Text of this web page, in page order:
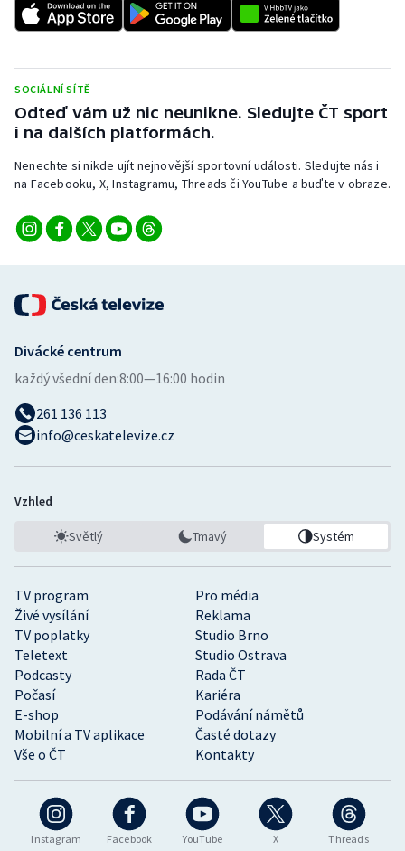
Sportovní střelba
Triatlon
Veslování
Vodní slalom
Volejbal
Ostatní
SOCIÁLNÍ SÍTĚ
Odteď vám už nic neunikne. Sledujte ČT sport
i na dalších platformách.
Nenechte si nikde ujít nejnovější sportovní události. Sledujte nás i
na Facebooku, X, Instagramu, Threads či YouTube a buďte v obraze.
Instagram Facebook YouTube X Threads
TV program
Pro média
Živé vysílání
Reklama
TV poplatky
Studio Brno
Teletext
Studio Ostrava
Podcasty
Rada ČT
Počasí
Kariéra
E-shop
Podávání námětů
Mobilní a TV aplikace
Časté dotazy
Vše o ČT
Kontakty
Divácké centrum
každý všední den:8:00—16:00 hodin
261 136 113
info@ceskatelevize.cz
Vzhled
Světlý Tmavý Systém